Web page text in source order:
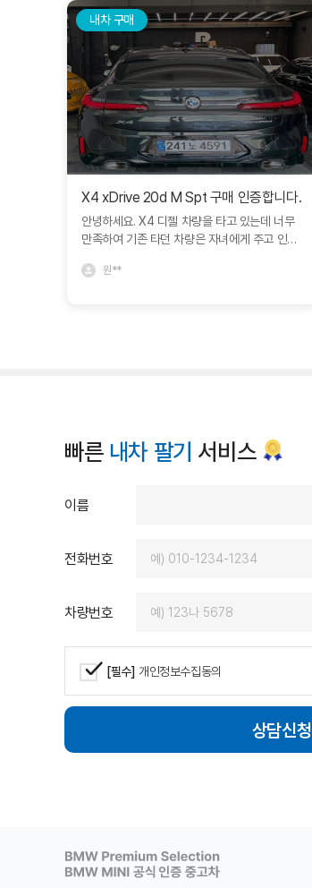
내차 구매
X4 xDrive 20d M Spt 구매 인증합니다.
안녕하세요. X4 디젤 차량을 타고 있는데 너무
만족하여 기존 타던 차량은 자녀에게 주고 인증
도 많이 하였지만 블로그에서 보고 문의드린 심
원**
빠른내차 팔기 서비스
이름
전화번호
차량번호
[필수] 개인정보수집동의
상담신청